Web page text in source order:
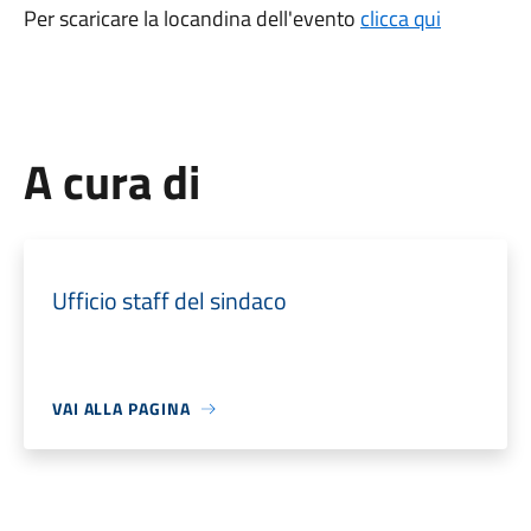
Per scaricare la locandina dell'evento clicca qui
A cura di
Ufficio staff del sindaco
VAI ALLA PAGINA